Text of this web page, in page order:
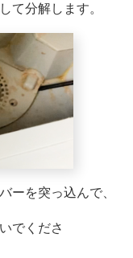
て分解します。
ーを突っ込んで、
でくださ